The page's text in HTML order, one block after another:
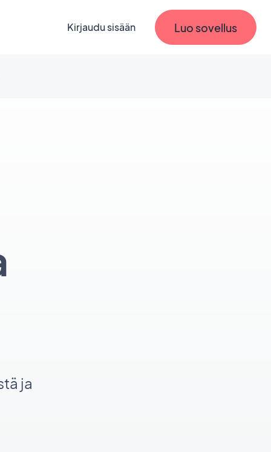
Kirjaudu sisään Luo sovellus
ja